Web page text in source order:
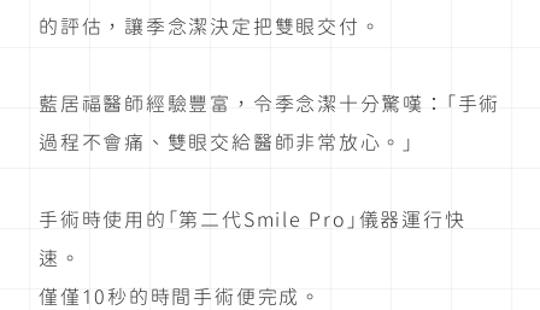
的評估，讓季念潔決定把雙眼交付。
藍居福醫師經驗豐富，令季念潔十分驚嘆：「手術
過程不會痛、雙眼交給醫師非常放心。」
手術時使用的「第二代Smile Pro」儀器運行快
速。
僅僅10秒的時間手術便完成。